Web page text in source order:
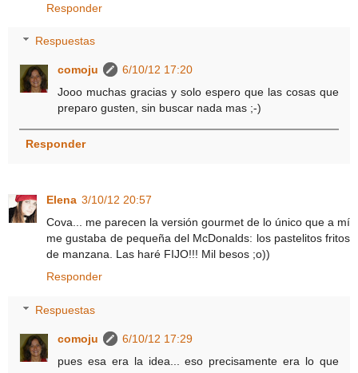
Responder
Respuestas
comoju
6/10/12 17:20
Jooo muchas gracias y solo espero que las cosas que
preparo gusten, sin buscar nada mas ;-)
Responder
Elena 3/10/12 20:57
Cova... me parecen la versión gourmet de lo único que a mí
me gustaba de pequeña del McDonalds: los pastelitos fritos
de manzana. Las haré FIJO!!! Mil besos ;o))
Responder
Respuestas
comoju
6/10/12 17:29
pues esa era la idea... eso precisamente era lo que